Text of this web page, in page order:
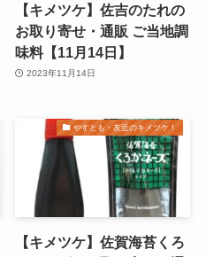
【キメツケ】佐吉のたれの
お取り寄せ・通販 ご当地調
味料【11月14日】
2023年11月14日
やすとも・友近のキメツケ！
【キメツケ】佐賀海苔くろ